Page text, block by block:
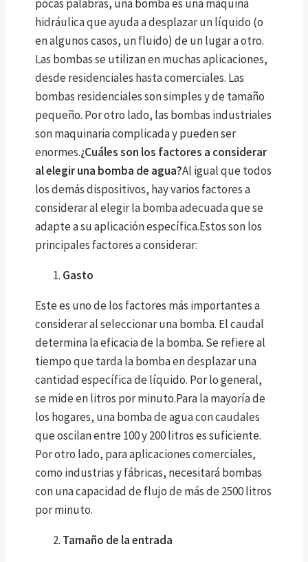
pocas palabras, una bomba es una máquina
hidráulica que ayuda a desplazar un líquido (o
en algunos casos, un fluido) de un lugar a otro.
Las bombas se utilizan en muchas aplicaciones,
desde residenciales hasta comerciales. Las
bombas residenciales son simples y de tamaño
pequeño. Por otro lado, las bombas industriales
son maquinaria complicada y pueden ser
enormes.¿Cuáles son los factores a considerar
al elegir una bomba de agua?Al igual que todos
los demás dispositivos, hay varios factores a
considerar al elegir la bomba adecuada que se
adapte a su aplicación específica.Estos son los
principales factores a considerar:
Gasto
Este es uno de los factores más importantes a
considerar al seleccionar una bomba. El caudal
determina la eficacia de la bomba. Se refiere al
tiempo que tarda la bomba en desplazar una
cantidad específica de líquido. Por lo general,
se mide en litros por minuto.Para la mayoría de
los hogares, una bomba de agua con caudales
que oscilan entre 100 y 200 litros es suficiente.
Por otro lado, para aplicaciones comerciales,
como industrias y fábricas, necesitará bombas
con una capacidad de flujo de más de 2500 litros
por minuto.
Tamaño de la entrada